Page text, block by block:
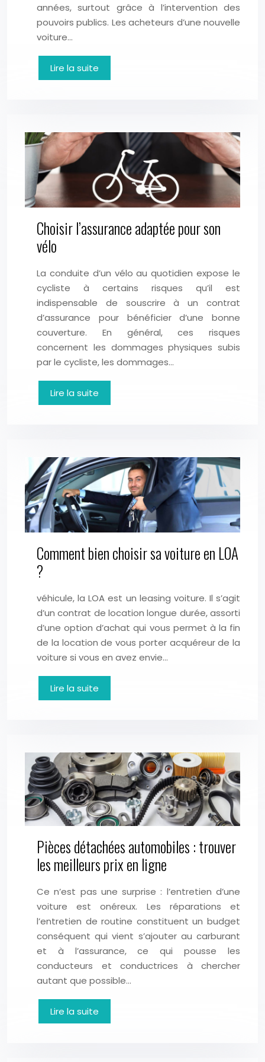
années, surtout grâce à l’intervention des
pouvoirs publics. Les acheteurs d’une nouvelle
voiture…
Lire la suite
Choisir l’assurance adaptée pour son
vélo
La conduite d’un vélo au quotidien expose le
cycliste à certains risques qu’il est
indispensable de souscrire à un contrat
d’assurance pour bénéficier d’une bonne
couverture. En général, ces risques
concernent les dommages physiques subis
par le cycliste, les dommages…
Lire la suite
Comment bien choisir sa voiture en LOA
?
véhicule, la LOA est un leasing voiture. Il s’agit
d’un contrat de location longue durée, assorti
d’une option d’achat qui vous permet à la fin
de la location de vous porter acquéreur de la
voiture si vous en avez envie…
Lire la suite
Pièces détachées automobiles : trouver
les meilleurs prix en ligne
Ce n’est pas une surprise : l’entretien d’une
voiture est onéreux. Les réparations et
l’entretien de routine constituent un budget
conséquent qui vient s’ajouter au carburant
et à l’assurance, ce qui pousse les
conducteurs et conductrices à chercher
autant que possible…
Lire la suite